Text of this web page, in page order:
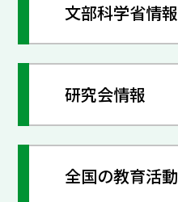
文部科学省情報
研究会情報
全国の教育活動